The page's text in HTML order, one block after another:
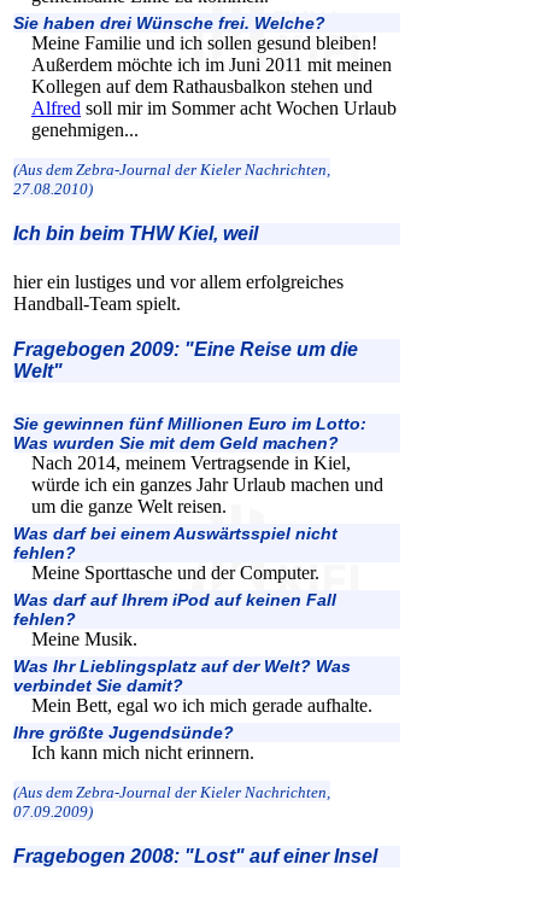
Sie haben drei Wünsche frei. Welche?
Meine Familie und ich sollen gesund bleiben!
Außerdem möchte ich im Juni 2011 mit meinen
Kollegen auf dem Rathausbalkon stehen und
Alfred soll mir im Sommer acht Wochen Urlaub
genehmigen...
(Aus dem Zebra-Journal der Kieler Nachrichten,
27.08.2010)
Ich bin beim THW Kiel, weil
hier ein lustiges und vor allem erfolgreiches
Handball-Team spielt.
Fragebogen 2009: "Eine Reise um die
Welt"
Sie gewinnen fünf Millionen Euro im Lotto:
Was wurden Sie mit dem Geld machen?
Nach 2014, meinem Vertragsende in Kiel,
würde ich ein ganzes Jahr Urlaub machen und
um die ganze Welt reisen.
Was darf bei einem Auswärtsspiel nicht
fehlen?
Meine Sporttasche und der Computer.
Was darf auf Ihrem iPod auf keinen Fall
fehlen?
Meine Musik.
Was Ihr Lieblingsplatz auf der Welt? Was
verbindet Sie damit?
Mein Bett, egal wo ich mich gerade aufhalte.
Ihre größte Jugendsünde?
Ich kann mich nicht erinnern.
(Aus dem Zebra-Journal der Kieler Nachrichten,
07.09.2009)
Fragebogen 2008: "Lost" auf einer Insel